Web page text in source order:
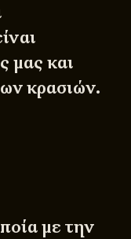
μας και
κρασιών.
με την